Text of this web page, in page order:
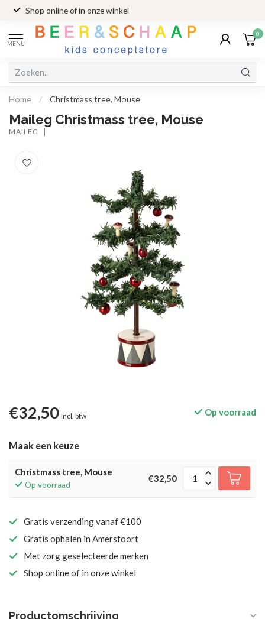
Shop online of in onze winkel
MENU
0
Home / Christmass tree, Mouse
Maileg Christmass tree, Mouse
MAILEG
€32,50 Incl. btw Op voorraad
Maak een keuze
Christmass tree, Mouse
Op voorraad
€32,50
Gratis verzending vanaf €100
Gratis ophalen in Amersfoort
Met zorg geselecteerde merken
Shop online of in onze winkel
Productomschrijving